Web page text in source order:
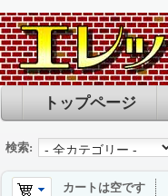
トップページ
検索:
カートは空です